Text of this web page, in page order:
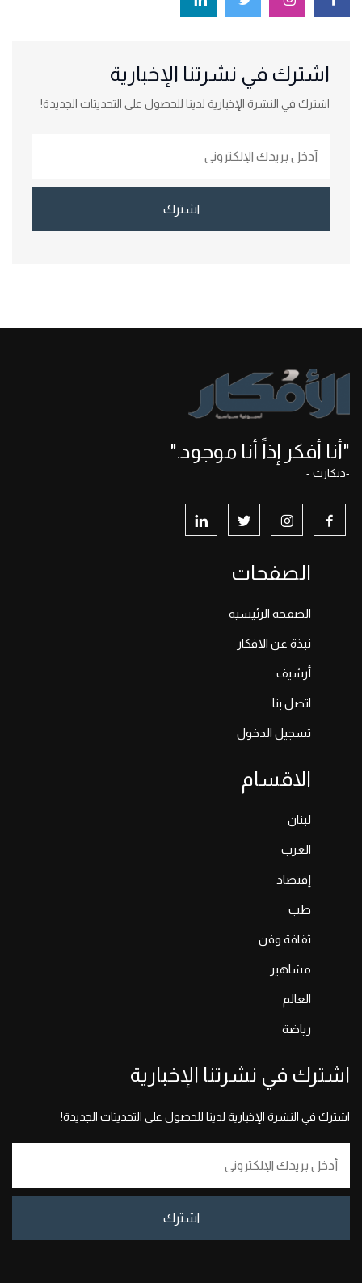
اشترك في نشرتنا الإخبارية
اشترك في النشرة الإخبارية لدينا للحصول على التحديثات الجديدة!
اشترك
"أنا أفكر إذاً أنا موجود."
-ديكارت -
الصفحات
الصفحة الرئيسية
نبذة عن الافكار
أرشيف
اتصل بنا
تسجيل الدخول
الاقسام
لبنان
العرب
إقتصاد
طب
ثقافة وفن
مشاهير
العالم
رياضة
اشترك في نشرتنا الإخبارية
اشترك في النشرة الإخبارية لدينا للحصول على التحديثات الجديدة!
اشترك